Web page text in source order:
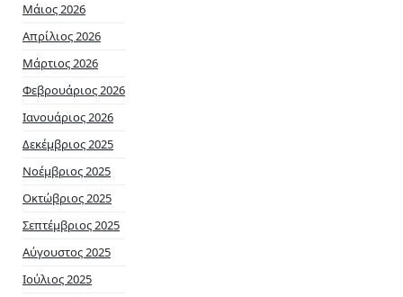
Μάιος 2026
Απρίλιος 2026
Μάρτιος 2026
Φεβρουάριος 2026
Ιανουάριος 2026
Δεκέμβριος 2025
Νοέμβριος 2025
Οκτώβριος 2025
Σεπτέμβριος 2025
Αύγουστος 2025
Ιούλιος 2025